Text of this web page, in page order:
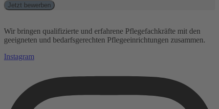
Jetzt bewerben
Wir bringen qualifizierte und erfahrene Pflegefachkräfte mit den
geeigneten und bedarfsgerechten Pflegeeinrichtungen zusammen.
Instagram